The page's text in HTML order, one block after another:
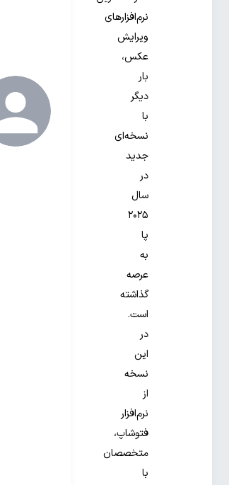
نرم‌افزارهای
ویرایش
عکس،
بار
دیگر
با
نسخه‌ای
جدید
در
سال
۲۰۲۵
پا
به
عرصه
گذاشته
است.
در
این
نسخه
از
نرم‌افزار
فتوشاپ،
متخصصان
با